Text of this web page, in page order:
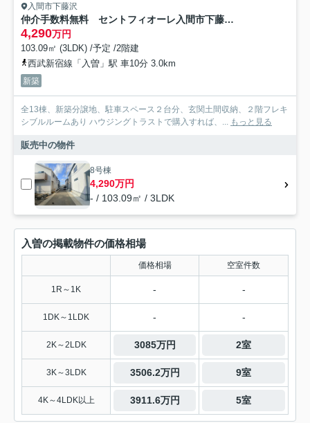
入間市下藤沢
仲介手数料無料 セントフィオーレ入間市下藤沢５丁目・新築全6棟
4,290万円
103.09㎡ (3LDK) /予定 /2階建
西武新宿線「入曽」駅 車10分 3.0km
新築
全13棟、新築分譲地、駐車スペース２台分、玄関土間収納、２階フレキ
シブルルームあり ハウジングトラストで購入すれば、...
もっと見る
販売中の物件
8号棟
4,290万円
- / 103.09㎡ / 3LDK
入曽の掲載物件の価格相場
価格相場 空室件数
1R～1K - -
1DK～1LDK - -
2K～2LDK 3085万円 2室
3K～3LDK 3506.2万円 9室
4K～4LDK以上 3911.6万円 5室